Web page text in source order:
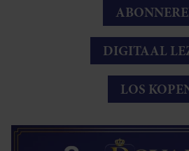
DIGITAAL
LOS